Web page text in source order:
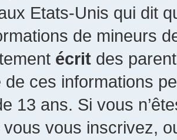
Etats-Unis qui dit
de mineurs
écrit des
de ces informations
13 ans. Si vous
vous vous inscrivez,